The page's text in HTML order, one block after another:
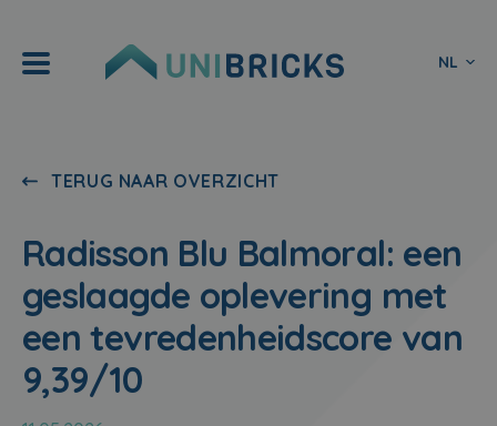
NL
TERUG NAAR OVERZICHT
Radisson Blu Balmoral: een
geslaagde oplevering met
een tevredenheidscore van
9,39/10